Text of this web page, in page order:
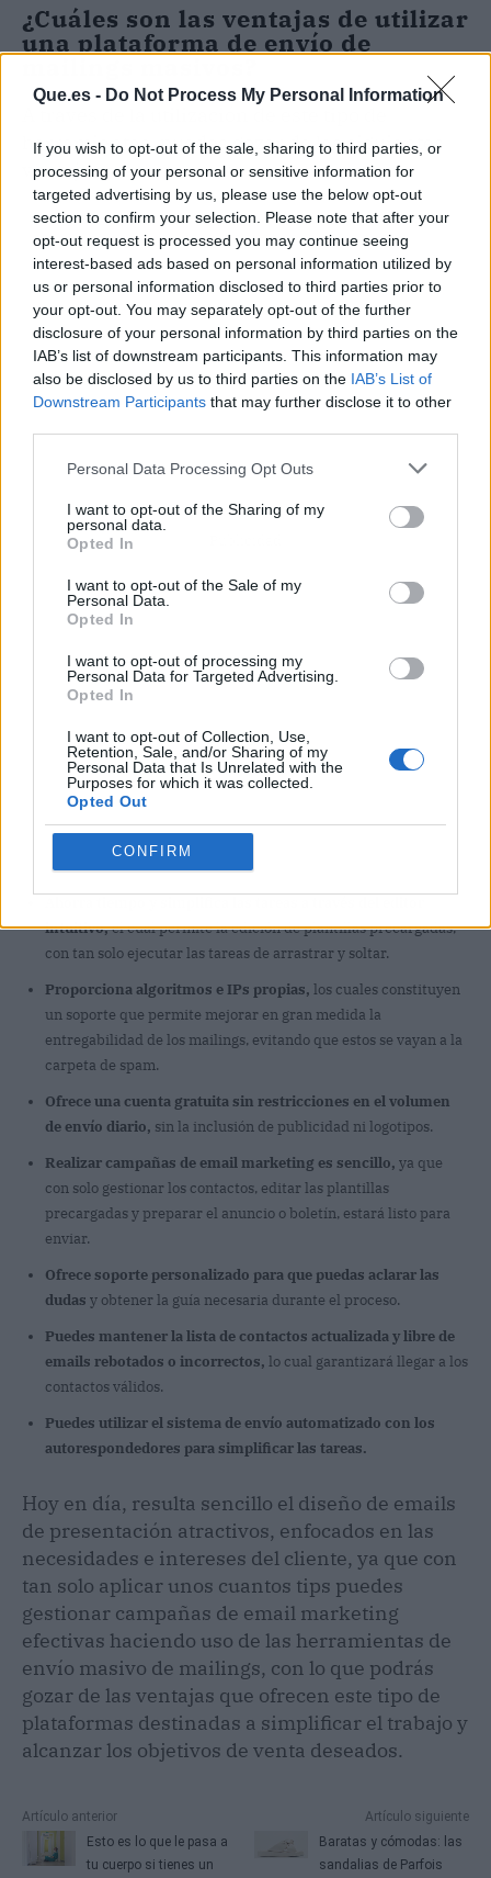
Que.es - Do Not Process My Personal Information
If you wish to opt-out of the sale, sharing to third parties, or
processing of your personal or sensitive information for
targeted advertising by us, please use the below opt-out
section to confirm your selection. Please note that after your
opt-out request is processed you may continue seeing
interest-based ads based on personal information utilized by
us or personal information disclosed to third parties prior to
your opt-out. You may separately opt-out of the further
disclosure of your personal information by third parties on the
IAB’s list of downstream participants. This information may
also be disclosed by us to third parties on the IAB’s List of
Downstream Participants that may further disclose it to other
Personal Data Processing Opt Outs
I want to opt-out of the Sharing of my
personal data.
Opted In
I want to opt-out of the Sale of my
Personal Data.
Opted In
I want to opt-out of processing my
Personal Data for Targeted Advertising.
Opted In
I want to opt-out of Collection, Use,
Retention, Sale, and/or Sharing of my
Personal Data that Is Unrelated with the
Purposes for which it was collected.
Opted Out
CONFIRM
¿Cuáles son las ventajas de utilizar
una plataforma de envío de
herramientas, puedes gozar de las siguientes
ventajas:
intuitivo,el cual permite la edición de plantillas precargadas,
con tan solo ejecutar las tareas de arrastrar y soltar.
Proporciona algoritmos e IPs propias, los cuales constituyen
un soporte que permite mejorar en gran medida la
entregabilidad de los mailings, evitando que estos se vayan a la
carpeta de spam.
Ofrece una cuenta gratuita sin restricciones en el volumen
de envío diario, sin la inclusión de publicidad ni logotipos.
Realizar campañas de email marketing es sencillo, ya que
con solo gestionar los contactos, editar las plantillas
precargadas y preparar el anuncio o boletín, estará listo para
enviar.
Ofrece soporte personalizado para que puedas aclarar las
dudas y obtener la guía necesaria durante el proceso.
Puedes mantener la lista de contactos actualizada y libre de
emails rebotados o incorrectos, lo cual garantizará llegar a los
contactos válidos.
Puedes utilizar el sistema de envío automatizado con los
autorespondedores para simplificar las tareas.
Hoy en día, resulta sencillo el diseño de emails
de presentación atractivos, enfocados en las
necesidades e intereses del cliente, ya que con
tan solo aplicar unos cuantos tips puedes
gestionar campañas de email marketing
efectivas haciendo uso de las herramientas de
envío masivo de mailings, con lo que podrás
gozar de las ventajas que ofrecen este tipo de
plataformas destinadas a simplificar el trabajo y
alcanzar los objetivos de venta deseados.
Artículo anterior
Esto es lo que le pasa a
tu cuerpo si tienes un
Artículo siguiente
Baratas y cómodas: las
sandalias de Parfois